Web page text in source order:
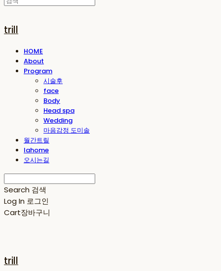
trill
HOME
About
Program
시술후
face
Body
Head spa
Wedding
마음감정 도미솔
월간트릴
lahome
오시는길
Search 검색
Log In 로그인
Cart장바구니
trill